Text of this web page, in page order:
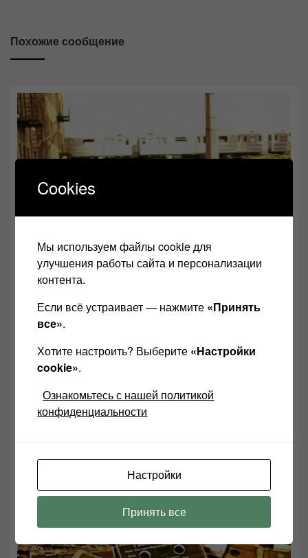
Похожие сообщение
Почему кассета в магнитофоне не работает?
29.09.2022
Cookies
Мы используем файлы cookie для
улучшения работы сайта и персонализации
контента.
Если всё устраивает — нажмите «Принять
все».
Хотите настроить? Выберите «Настройки
cookie».
Ознакомьтесь с нашей политикой
конфиденциальности
Настройки
Принять все